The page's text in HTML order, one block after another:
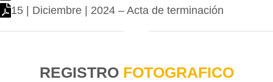
15 | Diciembre | 2024 – Acta de terminación
REGISTRO FOTOGRAFICO